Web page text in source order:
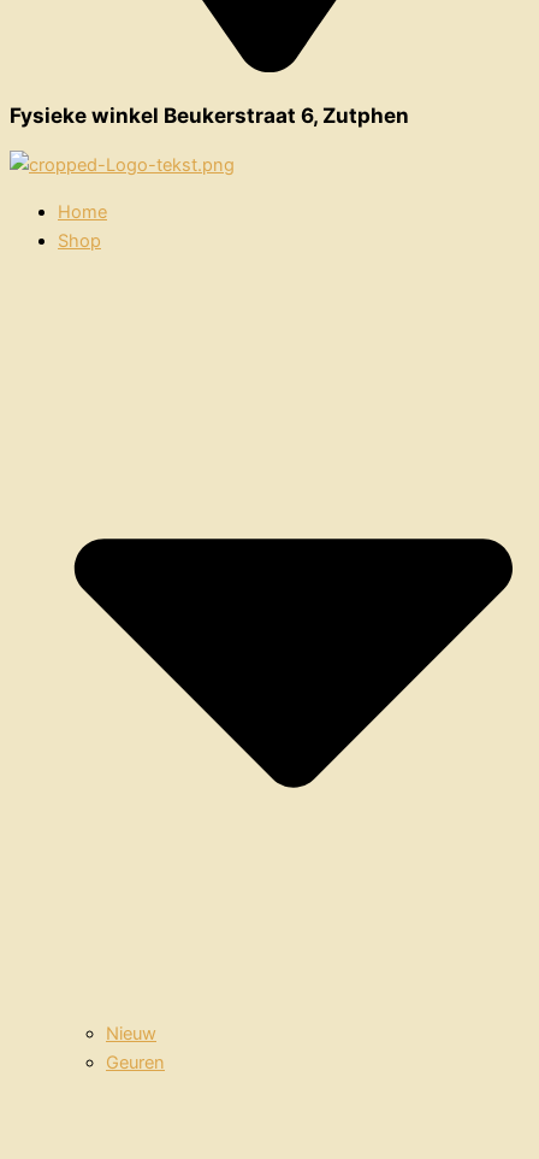
Fysieke winkel Beukerstraat 6, Zutphen
Home
Shop
Nieuw
Geuren